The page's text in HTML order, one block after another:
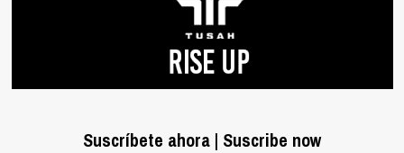
Suscríbete ahora | Suscribe now